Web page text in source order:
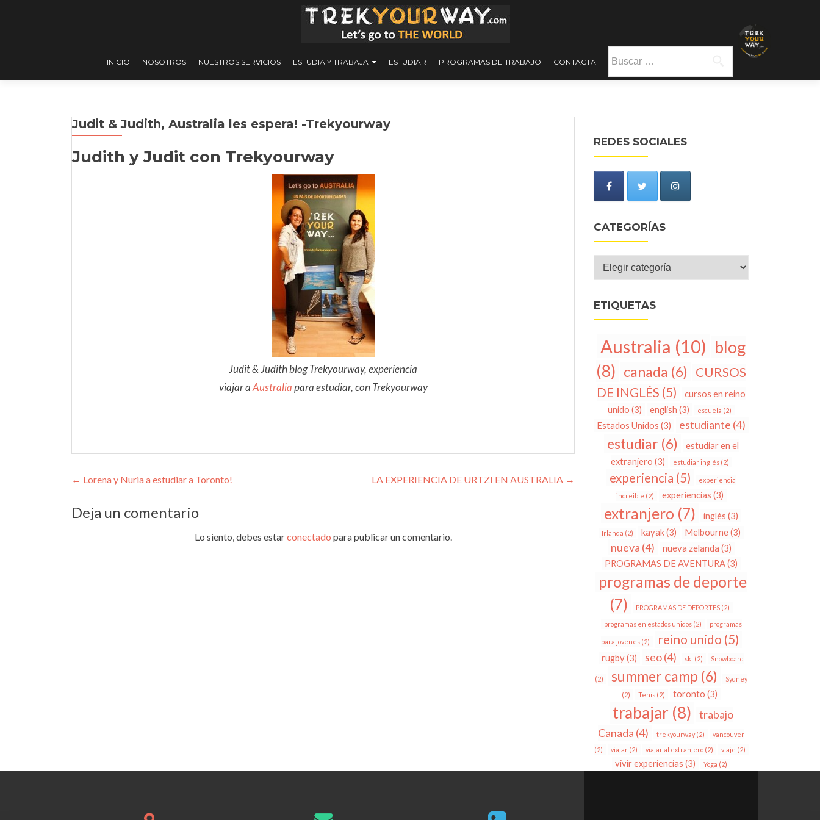
INICIO NOSOTROS NUESTROS SERVICIOS ESTUDIA Y TRABAJA ESTUDIAR PROGRAMAS DE TRABAJO CONTACTA
Judit & Judith, Australia les espera!‏ -Trekyourway
Judith y Judit con Trekyourway
Judit & Judith blog Trekyourway, experiencia
viajar aAustraliapara estudiar, con Trekyourway
Navegación de entradas
← Lorena y Nuria a estudiar a Toronto! LA EXPERIENCIA DE URTZI EN AUSTRALIA →
Deja un comentario
Lo siento, debes estarconectado para publicar un comentario.
REDES SOCIALES
CATEGORÍAS
Categorías
ETIQUETAS
Australia (10) blog
(8) canada (6)
CURSOS
DE INGLÉS (5)
cursos en reino
unido (3) english (3) escuela (2)
Estados Unidos (3) estudiante (4)
estudiar (6)
estudiar en el
extranjero (3) estudiar inglés(2)
experiencia (5)
experiencia
increible (2) experiencias (3)
extranjero (7) inglés (3)
Irlanda (2) kayak(3) Melbourne(3)
nueva (4) nueva zelanda (3)
PROGRAMAS DE AVENTURA(3)
programas de deporte
(7)
PROGRAMAS DE DEPORTES (2)
programas en estados unidos(2) programas
para jovenes(2) reino unido (5)
rugby(3) seo(4) ski (2) Snowboard
(2) summer camp (6)
Sydney
(2)
Tenis (2) toronto (3)
trabajar (8)
trabajo
Canada (4) trekyourway(2)
vancouver
(2)
viajar(2) viajar al extranjero(2) viaje (2)
vivir experiencias (3) Yoga (2)